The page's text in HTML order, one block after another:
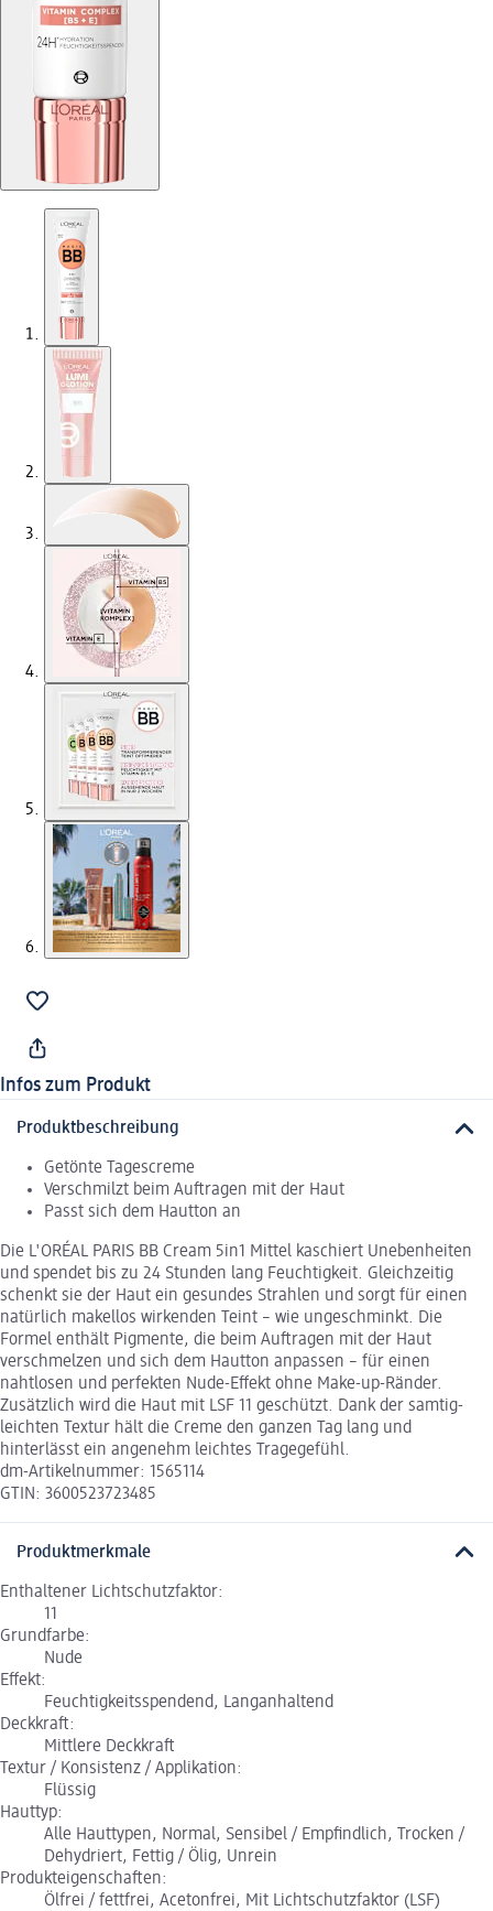
Infos zum Produkt
Produktbeschreibung
Getönte Tagescreme
Verschmilzt beim Auftragen mit der Haut
Passt sich dem Hautton an
Die L'ORÉAL PARIS BB Cream 5in1 Mittel kaschiert Unebenheiten
und spendet bis zu 24 Stunden lang Feuchtigkeit. Gleichzeitig
schenkt sie der Haut ein gesundes Strahlen und sorgt für einen
natürlich makellos wirkenden Teint – wie ungeschminkt. Die
Formel enthält Pigmente, die beim Auftragen mit der Haut
verschmelzen und sich dem Hautton anpassen – für einen
nahtlosen und perfekten Nude-Effekt ohne Make-up-Ränder.
Zusätzlich wird die Haut mit LSF 11 geschützt. Dank der samtig-
leichten Textur hält die Creme den ganzen Tag lang und
hinterlässt ein angenehm leichtes Tragegefühl.
dm-Artikelnummer: 1565114
GTIN: 3600523723485
Produktmerkmale
Enthaltener Lichtschutzfaktor:
11
Grundfarbe:
Nude
Effekt:
Feuchtigkeitsspendend, Langanhaltend
Deckkraft:
Mittlere Deckkraft
Textur / Konsistenz / Applikation:
Flüssig
Hauttyp:
Alle Hauttypen, Normal, Sensibel / Empfindlich, Trocken /
Dehydriert, Fettig / Ölig, Unrein
Produkteigenschaften:
Ölfrei / fettfrei, Acetonfrei, Mit Lichtschutzfaktor (LSF)